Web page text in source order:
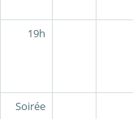
19h
Soirée